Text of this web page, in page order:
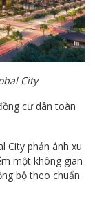
City
cư dân toàn
City phản ánh xu
một không gian
bộ theo chuẩn